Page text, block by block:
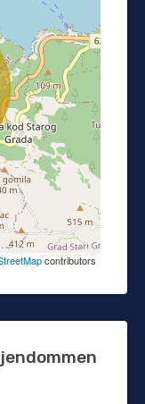
contributors